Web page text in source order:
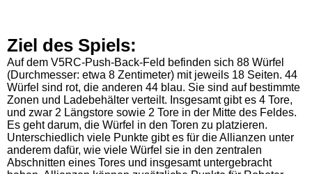
Ziel des Spiels:
Auf dem V5RC-Push-Back-Feld befinden sich 88 Würfel
(Durchmesser: etwa 8 Zentimeter) mit jeweils 18 Seiten. 44
Würfel sind rot, die anderen 44 blau. Sie sind auf bestimmte
Zonen und Ladebehälter verteilt. Insgesamt gibt es 4 Tore,
und zwar 2 Längstore sowie 2 Tore in der Mitte des Feldes.
Es geht darum, die Würfel in den Toren zu platzieren.
Unterschiedlich viele Punkte gibt es für die Allianzen unter
anderem dafür, wie viele Würfel sie in den zentralen
Abschnitten eines Tores und insgesamt untergebracht